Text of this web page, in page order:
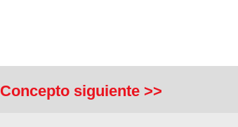
Concepto siguiente >>